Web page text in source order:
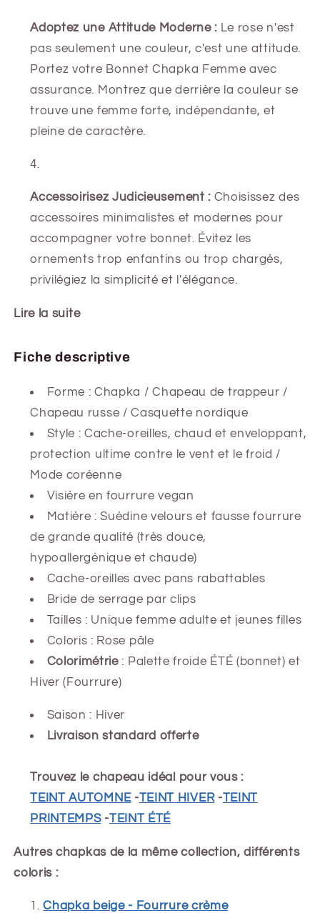
Adoptez une Attitude Moderne : Le rose n'est
pas seulement une couleur, c'est une attitude.
Portez votre Bonnet Chapka Femme avec
assurance. Montrez que derrière la couleur se
trouve une femme forte, indépendante, et
pleine de caractère.
Accessoirisez Judicieusement : Choisissez des
accessoires minimalistes et modernes pour
accompagner votre bonnet. Évitez les
ornements trop enfantins ou trop chargés,
privilégiez la simplicité et l'élégance.
Lire la suite
Fiche descriptive
Forme :Chapka / Chapeau de trappeur /
Chapeau russe / Casquette nordique
Style : Cache-oreilles, chaud et enveloppant,
protection ultime contre le vent et le froid /
Mode coréenne
Visière en fourrure vegan
Matière : Suédine velours et fausse fourrure
de grande qualité (très douce,
hypoallergénique et chaude)
Cache-oreilles avec pans rabattables
Bride de serrage par clips
Tailles : Unique femme adulte et jeunes filles
Coloris : Rose pâle
Colorimétrie : Palette froide ÉTÉ (bonnet) et
Hiver (Fourrure)
Saison : Hiver
Livraison standard offerte
Trouvez le chapeau idéal pour vous :
TEINT AUTOMNE-TEINT HIVER-TEINT
PRINTEMPS-TEINT ÉTÉ
Autres chapkas de la même collection, différents
coloris :
Chapka beige - Fourrure crème